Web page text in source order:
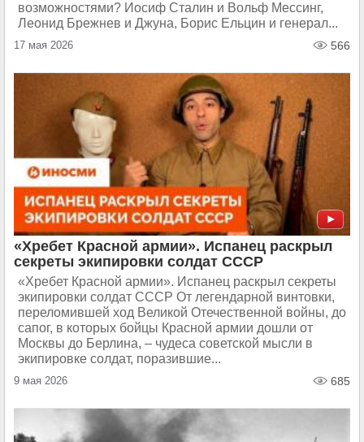
возможностями? Иосиф Сталин и Вольф Мессинг,
Леонид Брежнев и Джуна, Борис Ельцин и генерал...
17 мая 2026 566
«Хребет Красной армии». Испанец раскрыл
секреты экипировки солдат СССР
«Хребет Красной армии». Испанец раскрыл секреты
экипировки солдат СССР От легендарной винтовки,
переломившей ход Великой Отечественной войны, до
сапог, в которых бойцы Красной армии дошли от
Москвы до Берлина, – чудеса советской мысли в
экипировке солдат, поразившие...
9 мая 2026 685